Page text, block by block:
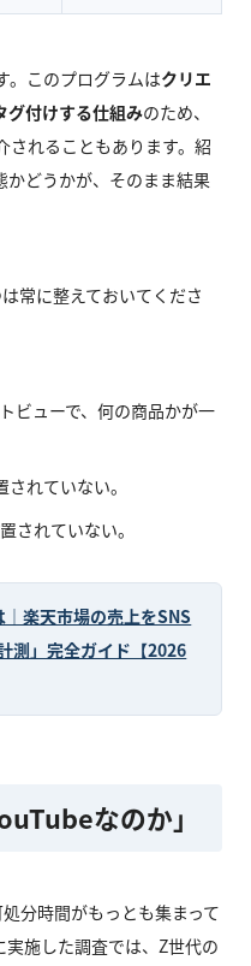
。このプログラムはクリエ
グ付けする仕組みのため、
されることもあります。紹
かどうかが、そのまま結果
常に整えておいてくださ
ビューで、何の商品かが一
れていない。
されていない。
｜楽天市場の売上をSNS
測」完全ガイド【2026
なのか」
分時間がもっとも集まって
施した調査では、Z世代の